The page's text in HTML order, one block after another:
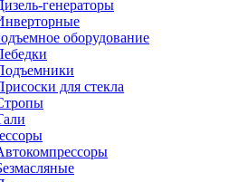
генераторы
оборудование
для стекла